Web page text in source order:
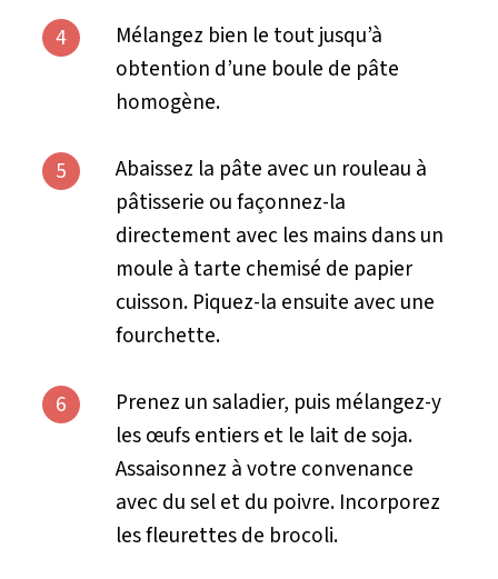
4
Mélangez bien le tout jusqu’à
obtention d’une boule de pâte
homogène.
5
Abaissez la pâte avec un rouleau à
pâtisserie ou façonnez-la
directement avec les mains dans un
moule à tarte chemisé de papier
cuisson. Piquez-la ensuite avec une
fourchette.
6
Prenez un saladier, puis mélangez-y
les œufs entiers et le lait de soja.
Assaisonnez à votre convenance
avec du sel et du poivre. Incorporez
les fleurettes de brocoli.